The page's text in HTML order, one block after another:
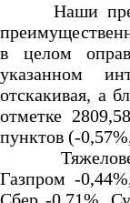
Наши
в целом
указанном
отскакивая, а
отметке
пунктов (-
Тяжеловесы
Газпром -